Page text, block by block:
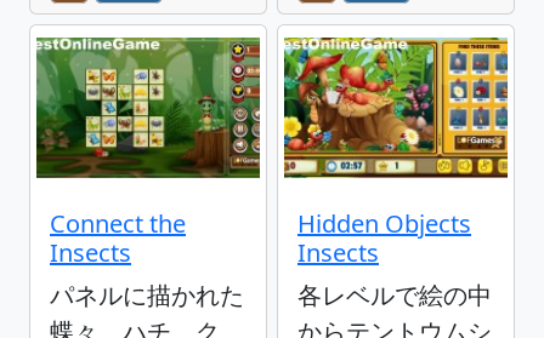
Connect the
Insects
パネルに描かれた
Hidden Objects
Insects
各レベルで絵の中